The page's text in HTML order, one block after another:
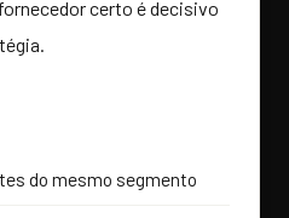
certo é decisivo
do mesmo segmento